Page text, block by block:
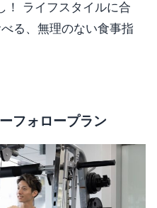
！ ライフスタイルに合
る、無理のない食事指
フォロープラン